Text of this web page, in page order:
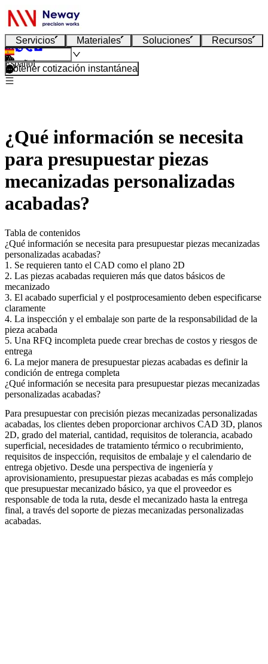
Servicios Materiales Soluciones Recursos
Español
Obtener cotización instantánea
¿Qué información se necesita
para presupuestar piezas
mecanizadas personalizadas
acabadas?
Tabla de contenidos
¿Qué información se necesita para presupuestar piezas mecanizadas
personalizadas acabadas?
1. Se requieren tanto el CAD como el plano 2D
2. Las piezas acabadas requieren más que datos básicos de
mecanizado
3. El acabado superficial y el postprocesamiento deben especificarse
claramente
4. La inspección y el embalaje son parte de la responsabilidad de la
pieza acabada
5. Una RFQ incompleta puede crear brechas de costos y riesgos de
entrega
6. La mejor manera de presupuestar piezas acabadas es definir la
condición de entrega completa
¿Qué información se necesita para presupuestar piezas mecanizadas
personalizadas acabadas?
Para presupuestar con precisión piezas mecanizadas personalizadas
acabadas, los clientes deben proporcionar archivos CAD 3D, planos
2D, grado del material, cantidad, requisitos de tolerancia, acabado
superficial, necesidades de tratamiento térmico o recubrimiento,
requisitos de inspección, requisitos de embalaje y el calendario de
entrega objetivo. Desde una perspectiva de ingeniería y
aprovisionamiento, presupuestar piezas acabadas es más complejo
que presupuestar mecanizado básico, ya que el proveedor es
responsable de toda la ruta, desde el mecanizado hasta la entrega
final, a través del soporte de piezas mecanizadas personalizadas
acabadas.